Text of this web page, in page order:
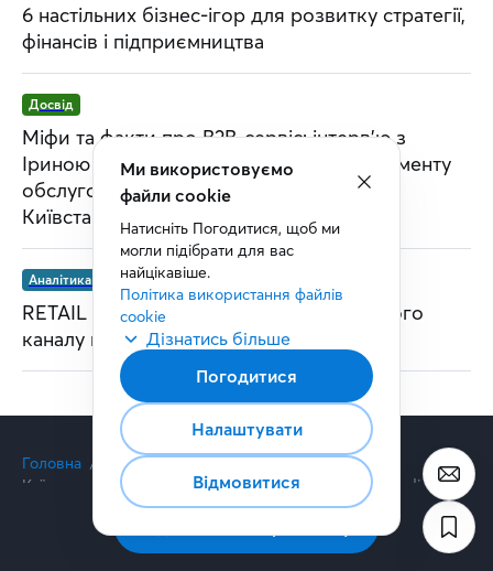
6 настільних бізнес-ігор для розвитку стратегії,
фінансів і підприємництва
Досвід
Міфи та факти про B2B-сервіс: інтерв’ю з
Іриною Савіцькою, керівницею департаменту
обслуговування корпоративних клієнтів
Київстар
Аналітика та дослідження
RETAIL MEDIA: від полиці до повноцінного
каналу комунікації
Головна Статті
Новини
Київстар надає клієнтам 50% знижку на послугу «Dedicated
Server» у Kyivstar Cloud
Ми використовуємо
файли cookie
Натисніть Погодитися, щоб ми
могли підібрати для вас
найцікавіше.
Політика використання файлів
cookie
Дізнатись більше
Погодитися
Налаштувати
Відмовитися